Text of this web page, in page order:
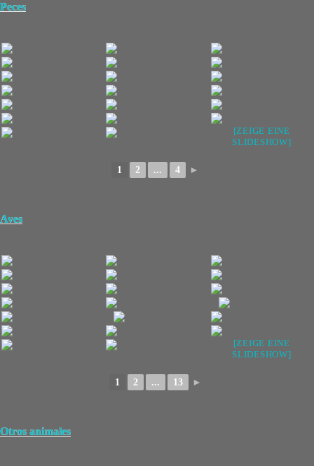
Peces
[ZEIGE EINE
SLIDESHOW]
1 2 ... 4 ►
Aves
[ZEIGE EINE
SLIDESHOW]
1 2 ... 13 ►
Otros animales